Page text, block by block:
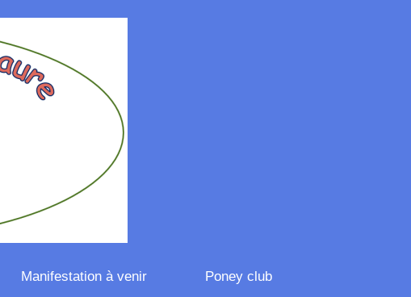
Manifestation à venir Poney club